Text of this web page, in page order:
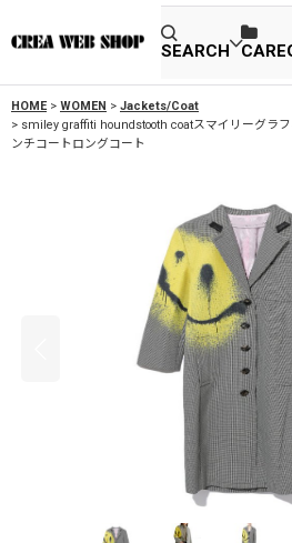
SEARCH
HOME > WOMEN > Jackets/Coat
> smiley graffiti houndstooth coatスマイリーグラ
ンチコートロングコート